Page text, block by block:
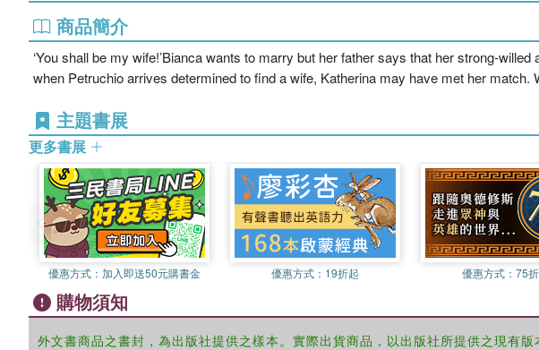
商品簡介
‘You shall be my wife!’Bianca wants to marry but her father says that her strong-
when Petruchio arrives determined to find a wife, Katherina may have met her
主題書展
更多書展
優惠方式： 加入即送50元購書金 優惠方式： 19折起 優惠方式：75
購物須知
外文書商品之書封，為出版社提供之樣本。實際出貨商品，以出版社所提供之現有